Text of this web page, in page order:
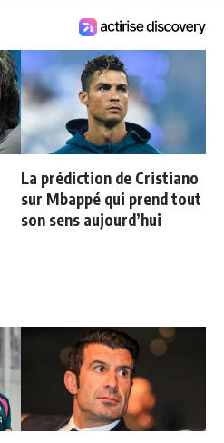
La prédiction de Cristiano
sur Mbappé qui prend tout
son sens aujourd’hui